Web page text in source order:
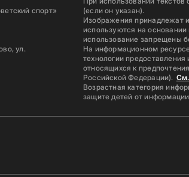
спорт»
ул.
(если он указан).
Изображения принадлежат
используются на
использование запрещены
На информационном
технологии
относящихся к
Российской Федерации). См.
Возрастная категория
защите детей от